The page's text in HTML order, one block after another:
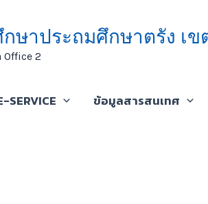
ษาประถมศึกษาตรัง เข
Office 2
SERVICE ข้อมูลสารสนเทศ